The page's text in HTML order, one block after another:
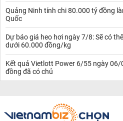
khác với Hoa Kỳ .
Theo hiệp hội chế biến và xuất
khẩu tôm lớn nhất của nước ta,
trí thứ sáu - chiếm tới 5% tổng giá trị
Hiện nay xuất khẩu Việt Nam có rất
nhiều hiệp định CP TPP sắp tới
chính là một cơ hội lớn để doanh
không tham gia hiệp định này.
Các mặt hàng tôm được thị trường
Quảng Ninh tính chi 80.000 tỷ đồng
Quốc
Dự báo giá heo hơi ngày 7/8: Sẽ có
dưới 60.000 đồng/kg
Kết quả Vietlott Power 6/55 ngày
đồng đã có chủ